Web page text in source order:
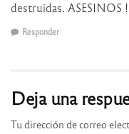
destruidas. ASESINOS
Responder
Deja una
Tu dirección de correo